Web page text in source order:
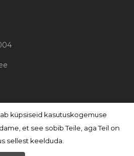
- Registrikood 10645867
küpsiseid kasutuskogemuse
et see sobib Teile, aga Teil on
sellest keelduda.